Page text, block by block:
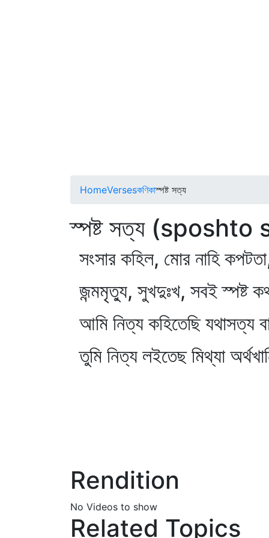
HomeVersesকণিকাস্পষ্ট সত্য
স্পষ্ট সত্য (sposhto
সংসার কহিল, মোর নাহি
জন্মমৃত্যু, সুখদুঃখ, সবই স্পষ্ট
আমি নিত্য কহিতেছি যথাসত্য
তুমি নিত্য লইতেছ মিথ্যা
Rendition
No Videos to show
Related Topics